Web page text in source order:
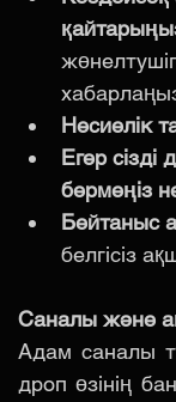
Несиелік
Егер
бермеңіз
Бейтаныс
белгісіз
Саналы және
Адам саналы
дроп өзінің